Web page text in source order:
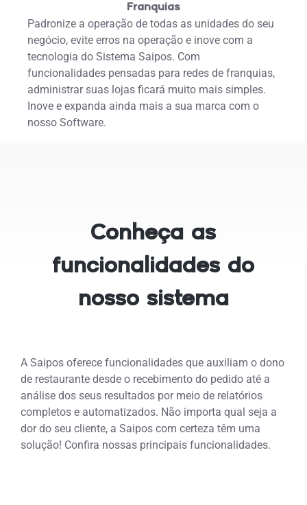
Franquias
Padronize a operação de todas as unidades do seu
negócio, evite erros na operação e inove com a
tecnologia do Sistema Saipos. Com
funcionalidades pensadas para redes de franquias,
administrar suas lojas ficará muito mais simples.
Inove e expanda ainda mais a sua marca com o
nosso Software.
Conheça as
funcionalidades do
nosso sistema
A Saipos oferece funcionalidades que auxiliam o dono
de restaurante desde o recebimento do pedido até a
análise dos seus resultados por meio de relatórios
completos e automatizados. Não importa qual seja a
dor do seu cliente, a Saipos com certeza têm uma
solução! Confira nossas principais funcionalidades.